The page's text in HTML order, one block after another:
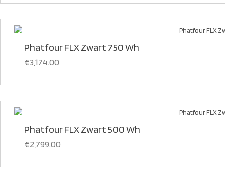
Phatfour FLX Zwart 750 Wh
€3,174.00
Phatfour FLX Zwart 500 Wh
€2,799.00